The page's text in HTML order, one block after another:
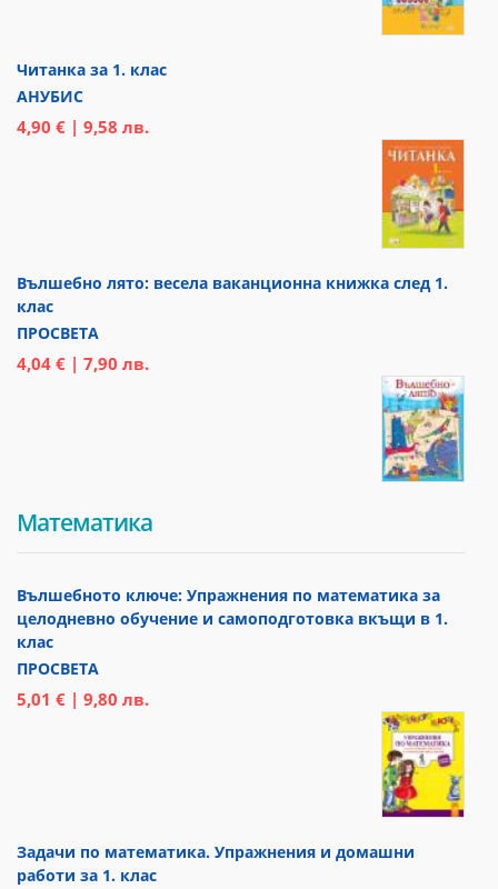
Читанка за 1. клас
АНУБИС
4,90 € | 9,58 лв.
Вълшебно лято: весела ваканционна книжка след 1.
клас
ПРОСВЕТА
4,04 € | 7,90 лв.
Математика
Вълшебното ключе: Упражнения по математика за
целодневно обучение и самоподготовка вкъщи в 1.
клас
ПРОСВЕТА
5,01 € | 9,80 лв.
Задачи по математика. Упражнения и домашни
работи за 1. клас